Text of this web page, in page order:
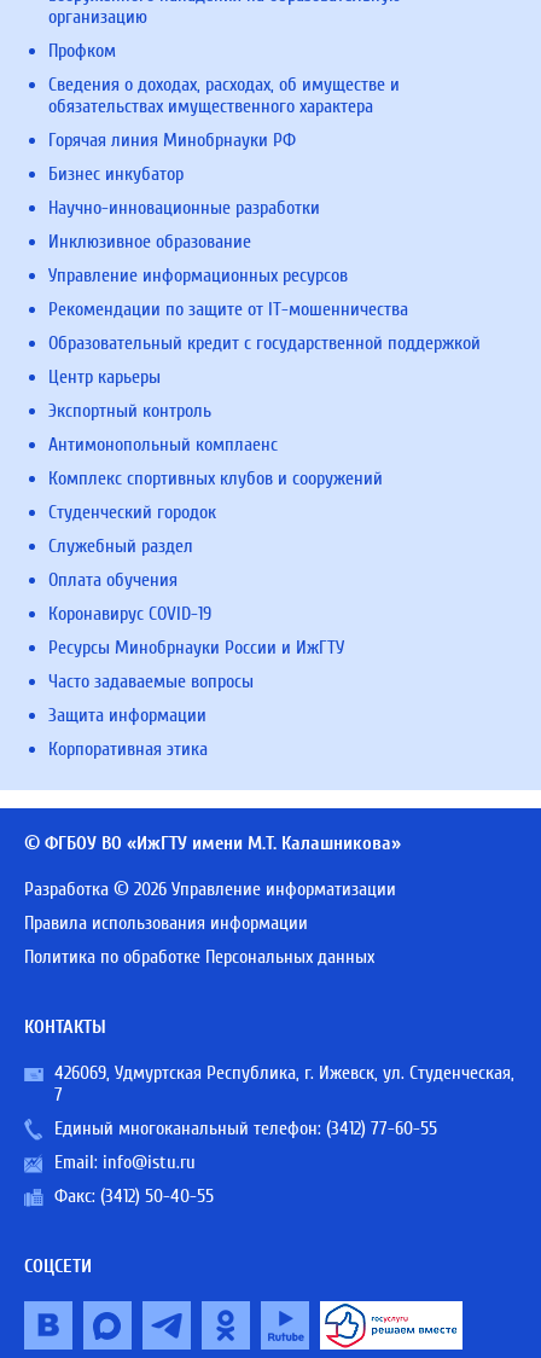
организацию
Профком
Сведения о доходах, расходах, об имуществе и
обязательствах имущественного характера
Горячая линия Минобрнауки РФ
Бизнес инкубатор
Научно-инновационные разработки
Инклюзивное образование
Управление информационных ресурсов
Рекомендации по защите от IT-мошенничества
Образовательный кредит с государственной поддержкой
Центр карьеры
Экспортный контроль
Антимонопольный комплаенс
Комплекс спортивных клубов и сооружений
Студенческий городок
Служебный раздел
Оплата обучения
Коронавирус COVID-19
Ресурсы Минобрнауки России и ИжГТУ
Часто задаваемые вопросы
Защита информации
Корпоративная этика
© ФГБОУ ВО «ИжГТУ имени М.Т. Калашникова»
Разработка © 2026 Управление информатизации
Правила использования информации
Политика по обработке Персональных данных
КОНТАКТЫ
426069, Удмуртская Республика, г. Ижевск, ул. Студенческая,
7
Единый многоканальный телефон: (3412) 77-60-55
Email: info@istu.ru
Факс: (3412) 50-40-55
СОЦСЕТИ